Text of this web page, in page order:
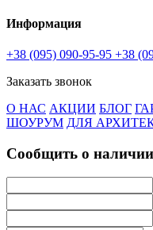
Информация
+38 (095) 090-95-95 +38
Заказать звонок
О НАС АКЦИИ БЛОГ
ШОУРУМ ДЛЯ
Сообщить о наличии